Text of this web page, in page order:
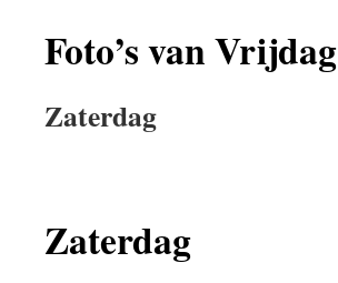
Foto’s van Vrijdag
Zaterdag
Zaterdag